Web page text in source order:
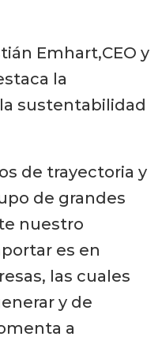
a nivel
cultivo de
año,
aumentar el
y
de inclusión
dietas de
base a la
contratos, el
2020 alcanza
Emhart,CEO y
la
sustentabilidad
de trayectoria y
de grandes
nuestro
es en
las cuales
y de
a